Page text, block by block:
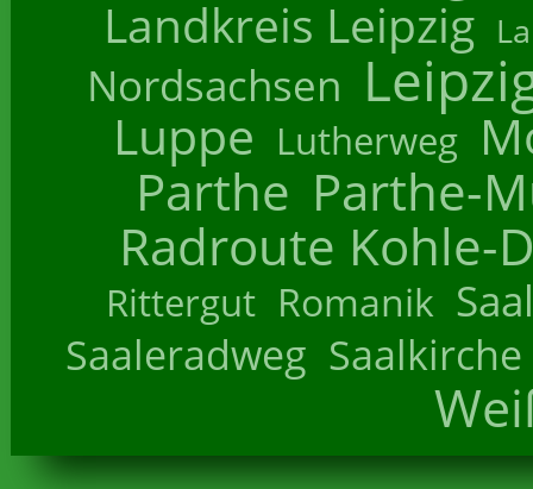
Landkreis Leipzig
Nordsachsen
Luppe Lutherweg
Parthe Parthe-
Radroute Kohle-
Rittergut Romanik
Saaleradweg Saalkirche